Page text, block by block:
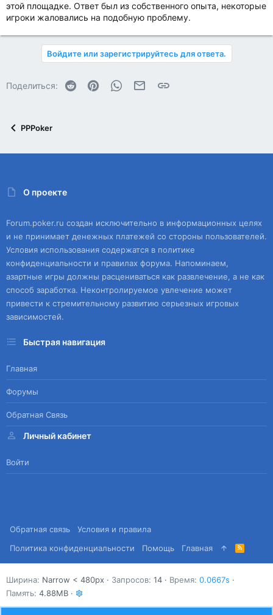
этой площадке. Ответ был из собственного опыта, некоторые
игроки жаловались на подобную проблему.
Войдите или зарегистрируйтесь для ответа.
Поделиться: Reddit PinterestWhatsAppЭлектронная почта
Ссылка
PPPoker
О проекте
Forum.poker.ru создан исключительно в информационных целях
и не принимает денежных платежей со стороны пользователей.
Условия использования содержатся в политике
конфиденциальности и правилах форума. Напоминаем,
азартные игры должны расцениваться как развлечение, а не как
способ заработка. Неконтролируемое увлечение может
привести к стремительному развитию серьезных игровых
зависимостей.
Быстрая навигация
Главная
Форумы
Обратная Связь
Личный кабинет
Войти
Обратная связь
Условия и правила
Политика конфиденциальности
Помощь Главная
R
S
S
Ширина Запросов 14 Время 0.0667s
Память 4.88MB